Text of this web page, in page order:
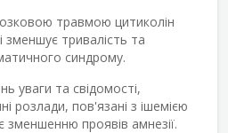
травмою цитиколін
зменшує тривалість та
синдрому.
уваги та свідомості,
розлади, пов'язані з ішемією
проявів амнезії.